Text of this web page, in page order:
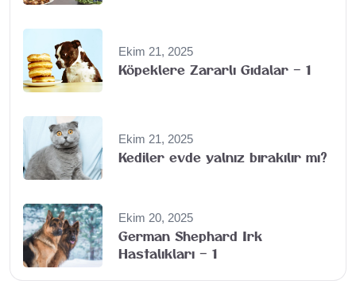
Ekim 21, 2025
Köpeklere Zararlı Gıdalar – 1
Ekim 21, 2025
Kediler evde yalnız bırakılır mı?
Ekim 20, 2025
German Shephard Irk
Hastalıkları – 1